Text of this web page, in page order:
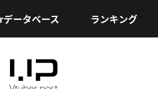
ータベース ランキング